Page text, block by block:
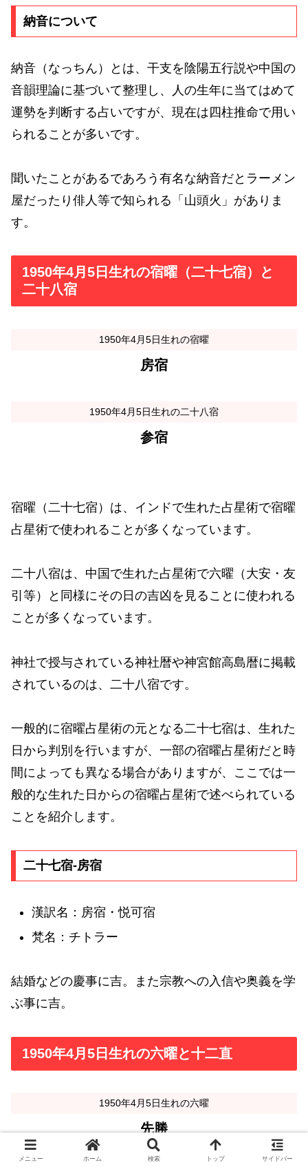
納音について
納音（なっちん）とは、干支を陰陽五行説や中国の
音韻理論に基づいて整理し、人の生年に当てはめて
運勢を判断する占いですが、現在は四柱推命で用い
られることが多いです。
聞いたことがあるであろう有名な納音だとラーメン
屋だったり俳人等で知られる「山頭火」がありま
す。
1950年4月5日生れの宿曜（二十七宿）と
二十八宿
1950年4月5日生れの宿曜
房宿
1950年4月5日生れの二十八宿
参宿
宿曜（二十七宿）は、インドで生れた占星術で宿曜
占星術で使われることが多くなっています。
二十八宿は、中国で生れた占星術で六曜（大安・友
引等）と同様にその日の吉凶を見ることに使われる
ことが多くなっています。
神社で授与されている神社暦や神宮館高島暦に掲載
されているのは、二十八宿です。
一般的に宿曜占星術の元となる二十七宿は、生れた
日から判別を行いますが、一部の宿曜占星術だと時
間によっても異なる場合がありますが、ここでは一
般的な生れた日からの宿曜占星術で述べられている
ことを紹介します。
二十七宿-房宿
漢訳名：房宿・悦可宿
梵名：チトラー
結婚などの慶事に吉。また宗教への入信や奥義を学
ぶ事に吉。
1950年4月5日生れの六曜と十二直
1950年4月5日生れの六曜
先勝
メニュー ホーム 検索 トップ サイドバー